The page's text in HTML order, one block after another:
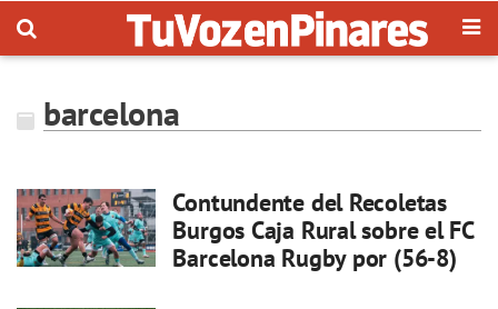
barcelona
Contundente del Recoletas
Burgos Caja Rural sobre el FC
Barcelona Rugby por (56-8)